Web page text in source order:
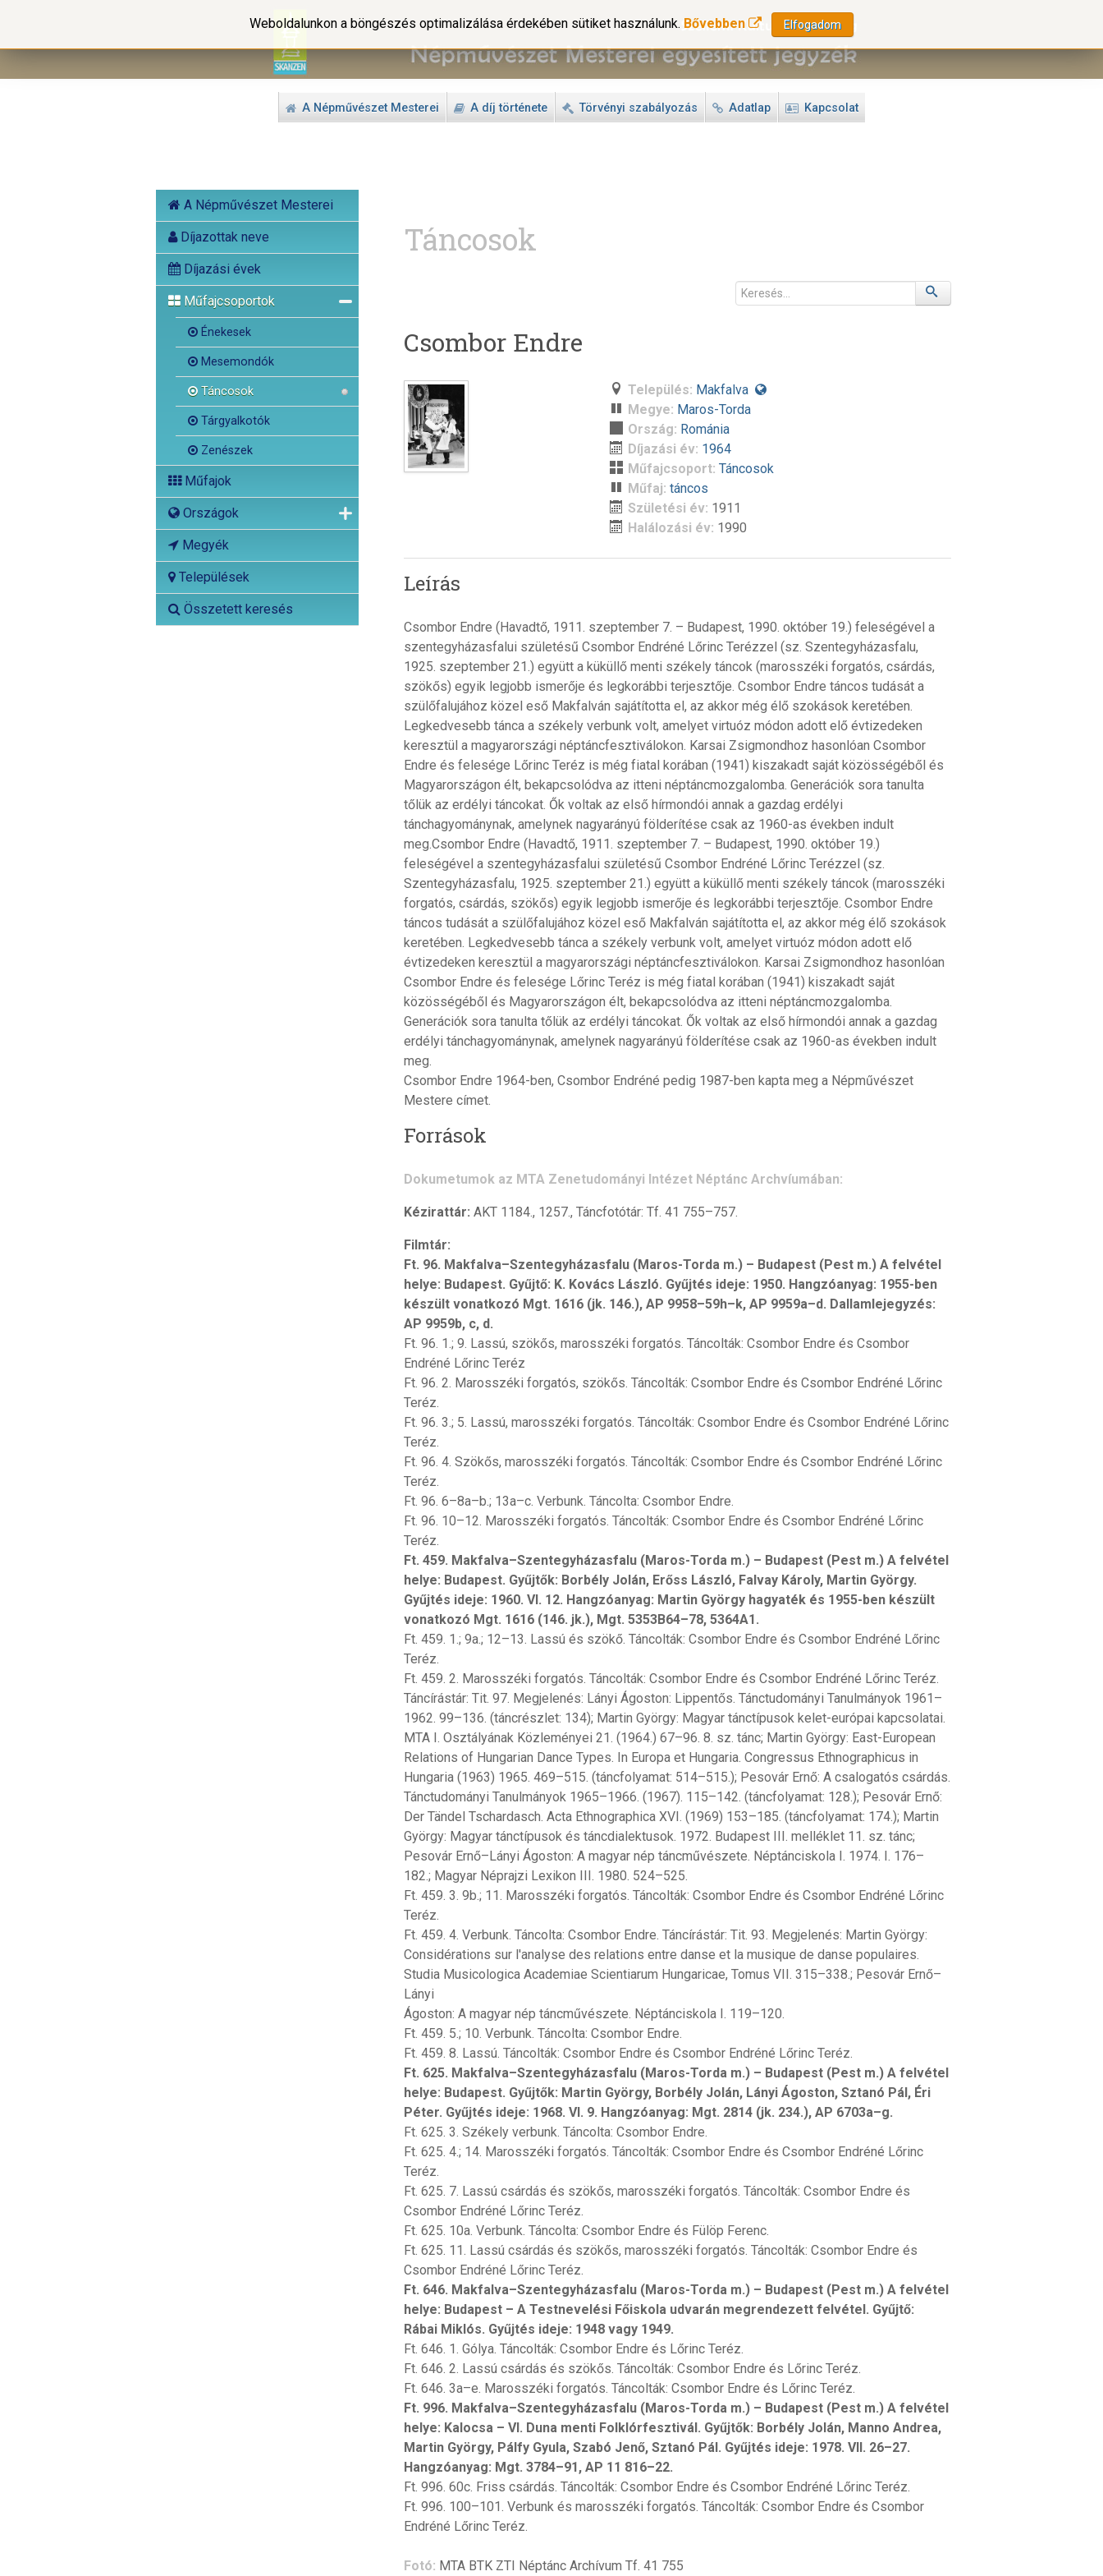
A Népművészet Mesterei A díj története Törvényi szabályozás Adatlap Kapcsolat
A Népművészet Mesterei
Díjazottak neve
Díjazási évek
Műfajcsoportok
Énekesek
Mesemondók
Táncosok
Tárgyalkotók
Zenészek
Műfajok
Országok
Megyék
Települések
Összetett keresés
Weboldalunkon a böngészés optimalizálása érdekében sütiket használunk. Bővebben Elfogadom
Táncosok
Csombor Endre
Település: Makfalva
Megye: Maros-Torda
Ország: Románia
Díjazási év: 1964
Műfajcsoport:Táncosok
Műfaj:táncos
Születési év: 1911
Halálozási év: 1990
Leírás
Csombor Endre (Havadtő, 1911. szeptember 7. – Budapest, 1990. október 19.) feleségével a
szentegyházasfalui születésű Csombor Endréné Lőrinc Terézzel (sz. Szentegyházasfalu,
1925. szeptember 21.) együtt a küküllő menti székely táncok (marosszéki forgatós, csárdás,
szökős) egyik legjobb ismerője és legkorábbi terjesztője. Csombor Endre táncos tudását a
szülőfalujához közel eső Makfalván sajátította el, az akkor még élő szokások keretében.
Legkedvesebb tánca a székely verbunk volt, amelyet virtuóz módon adott elő évtizedeken
keresztül a magyarországi néptáncfesztiválokon. Karsai Zsigmondhoz hasonlóan Csombor
Endre és felesége Lőrinc Teréz is még fiatal korában (1941) kiszakadt saját közösségéből és
Magyarországon élt, bekapcsolódva az itteni néptáncmozgalomba. Generációk sora tanulta
tőlük az erdélyi táncokat. Ők voltak az első hírmondói annak a gazdag erdélyi
tánchagyománynak, amelynek nagyarányú földerítése csak az 1960-as években indult
meg.Csombor Endre (Havadtő, 1911. szeptember 7. – Budapest, 1990. október 19.)
feleségével a szentegyházasfalui születésű Csombor Endréné Lőrinc Terézzel (sz.
Szentegyházasfalu, 1925. szeptember 21.) együtt a küküllő menti székely táncok (marosszéki
forgatós, csárdás, szökős) egyik legjobb ismerője és legkorábbi terjesztője. Csombor Endre
táncos tudását a szülőfalujához közel eső Makfalván sajátította el, az akkor még élő szokások
keretében. Legkedvesebb tánca a székely verbunk volt, amelyet virtuóz módon adott elő
évtizedeken keresztül a magyarországi néptáncfesztiválokon. Karsai Zsigmondhoz hasonlóan
Csombor Endre és felesége Lőrinc Teréz is még fiatal korában (1941) kiszakadt saját
közösségéből és Magyarországon élt, bekapcsolódva az itteni néptáncmozgalomba.
Generációk sora tanulta tőlük az erdélyi táncokat. Ők voltak az első hírmondói annak a gazdag
erdélyi tánchagyománynak, amelynek nagyarányú földerítése csak az 1960-as években indult
meg.
Csombor Endre 1964-ben, Csombor Endréné pedig 1987-ben kapta meg a Népművészet
Mestere címet.
Források
Dokumetumok az MTA Zenetudományi Intézet Néptánc Archvíumában:
Kézirattár: AKT 1184., 1257., Táncfotótár: Tf. 41 755–757.
Filmtár:
Ft. 96. Makfalva–Szentegyházasfalu (Maros-Torda m.) – Budapest (Pest m.) A felvétel
helye: Budapest. Gyűjtő: K. Kovács László. Gyűjtés ideje: 1950. Hangzóanyag: 1955-ben
készült vonatkozó Mgt. 1616 (jk. 146.), AP 9958–59h–k, AP 9959a–d. Dallamlejegyzés:
AP 9959b, c, d.
Ft. 96. 1.; 9. Lassú, szökős, marosszéki forgatós. Táncolták: Csombor Endre és Csombor
Endréné Lőrinc Teréz
Ft. 96. 2. Marosszéki forgatós, szökős. Táncolták: Csombor Endre és Csombor Endréné Lőrinc
Teréz.
Ft. 96. 3.; 5. Lassú, marosszéki forgatós. Táncolták: Csombor Endre és Csombor Endréné Lőrinc
Teréz.
Ft. 96. 4. Szökős, marosszéki forgatós. Táncolták: Csombor Endre és Csombor Endréné Lőrinc
Teréz.
Ft. 96. 6–8a–b.; 13a–c. Verbunk. Táncolta: Csombor Endre.
Ft. 96. 10–12. Marosszéki forgatós. Táncolták: Csombor Endre és Csombor Endréné Lőrinc
Teréz.
Ft. 459. Makfalva–Szentegyházasfalu (Maros-Torda m.) – Budapest (Pest m.) A felvétel
helye: Budapest. Gyűjtők: Borbély Jolán, Erőss László, Falvay Károly, Martin György.
Gyűjtés ideje: 1960. VI. 12. Hangzóanyag: Martin György hagyaték és 1955-ben készült
vonatkozó Mgt. 1616 (146. jk.), Mgt. 5353B64–78, 5364A1.
Ft. 459. 1.; 9a.; 12–13. Lassú és szökő. Táncolták: Csombor Endre és Csombor Endréné Lőrinc
Teréz.
Ft. 459. 2. Marosszéki forgatós. Táncolták: Csombor Endre és Csombor Endréné Lőrinc Teréz.
Táncírástár: Tit. 97. Megjelenés: Lányi Ágoston: Lippentős. Tánctudományi Tanulmányok 1961–
1962. 99–136. (táncrészlet: 134); Martin György: Magyar tánctípusok kelet-európai kapcsolatai.
MTA I. Osztályának Közleményei 21. (1964.) 67–96. 8. sz. tánc; Martin György: East-European
Relations of Hungarian Dance Types. In Europa et Hungaria. Congressus Ethnographicus in
Hungaria (1963) 1965. 469–515. (táncfolyamat: 514–515.); Pesovár Ernő: A csalogatós csárdás.
Tánctudományi Tanulmányok 1965–1966. (1967). 115–142. (táncfolyamat: 128.); Pesovár Ernő:
Der Tändel Tschardasch. Acta Ethnographica XVI. (1969) 153–185. (táncfolyamat: 174.); Martin
György: Magyar tánctípusok és táncdialektusok. 1972. Budapest III. melléklet 11. sz. tánc;
Pesovár Ernő–Lányi Ágoston: A magyar nép táncművészete. Néptánciskola I. 1974. I. 176–
182.; Magyar Néprajzi Lexikon III. 1980. 524–525.
Ft. 459. 3. 9b.; 11. Marosszéki forgatós. Táncolták: Csombor Endre és Csombor Endréné Lőrinc
Teréz.
Ft. 459. 4. Verbunk. Táncolta: Csombor Endre. Táncírástár: Tit. 93. Megjelenés: Martin György:
Considérations sur l'analyse des relations entre danse et la musique de danse populaires.
Studia Musicologica Academiae Scientiarum Hungaricae, Tomus VII. 315–338.; Pesovár Ernő–
Lányi
Ágoston: A magyar nép táncművészete. Néptánciskola I. 119–120.
Ft. 459. 5.; 10. Verbunk. Táncolta: Csombor Endre.
Ft. 459. 8. Lassú. Táncolták: Csombor Endre és Csombor Endréné Lőrinc Teréz.
Ft. 625. Makfalva–Szentegyházasfalu (Maros-Torda m.) – Budapest (Pest m.) A felvétel
helye: Budapest. Gyűjtők: Martin György, Borbély Jolán, Lányi Ágoston, Sztanó Pál, Éri
Péter. Gyűjtés ideje: 1968. VI. 9. Hangzóanyag: Mgt. 2814 (jk. 234.), AP 6703a–g.
Ft. 625. 3. Székely verbunk. Táncolta: Csombor Endre.
Ft. 625. 4.; 14. Marosszéki forgatós. Táncolták: Csombor Endre és Csombor Endréné Lőrinc
Teréz.
Ft. 625. 7. Lassú csárdás és szökős, marosszéki forgatós. Táncolták: Csombor Endre és
Csombor Endréné Lőrinc Teréz.
Ft. 625. 10a. Verbunk. Táncolta: Csombor Endre és Fülöp Ferenc.
Ft. 625. 11. Lassú csárdás és szökős, marosszéki forgatós. Táncolták: Csombor Endre és
Csombor Endréné Lőrinc Teréz.
Ft. 646. Makfalva–Szentegyházasfalu (Maros-Torda m.) – Budapest (Pest m.) A felvétel
helye: Budapest – A Testnevelési Főiskola udvarán megrendezett felvétel. Gyűjtő:
Rábai Miklós. Gyűjtés ideje: 1948 vagy 1949.
Ft. 646. 1. Gólya. Táncolták: Csombor Endre és Lőrinc Teréz.
Ft. 646. 2. Lassú csárdás és szökős. Táncolták: Csombor Endre és Lőrinc Teréz.
Ft. 646. 3a–e. Marosszéki forgatós. Táncolták: Csombor Endre és Lőrinc Teréz.
Ft. 996. Makfalva–Szentegyházasfalu (Maros-Torda m.) – Budapest (Pest m.) A felvétel
helye: Kalocsa – VI. Duna menti Folklórfesztivál. Gyűjtők: Borbély Jolán, Manno Andrea,
Martin György, Pálfy Gyula, Szabó Jenő, Sztanó Pál. Gyűjtés ideje: 1978. VII. 26–27.
Hangzóanyag: Mgt. 3784–91, AP 11 816–22.
Ft. 996. 60c. Friss csárdás. Táncolták: Csombor Endre és Csombor Endréné Lőrinc Teréz.
Ft. 996. 100–101. Verbunk és marosszéki forgatós. Táncolták: Csombor Endre és Csombor
Endréné Lőrinc Teréz.
Fotó: MTA BTK ZTI Néptánc Archívum Tf. 41 755